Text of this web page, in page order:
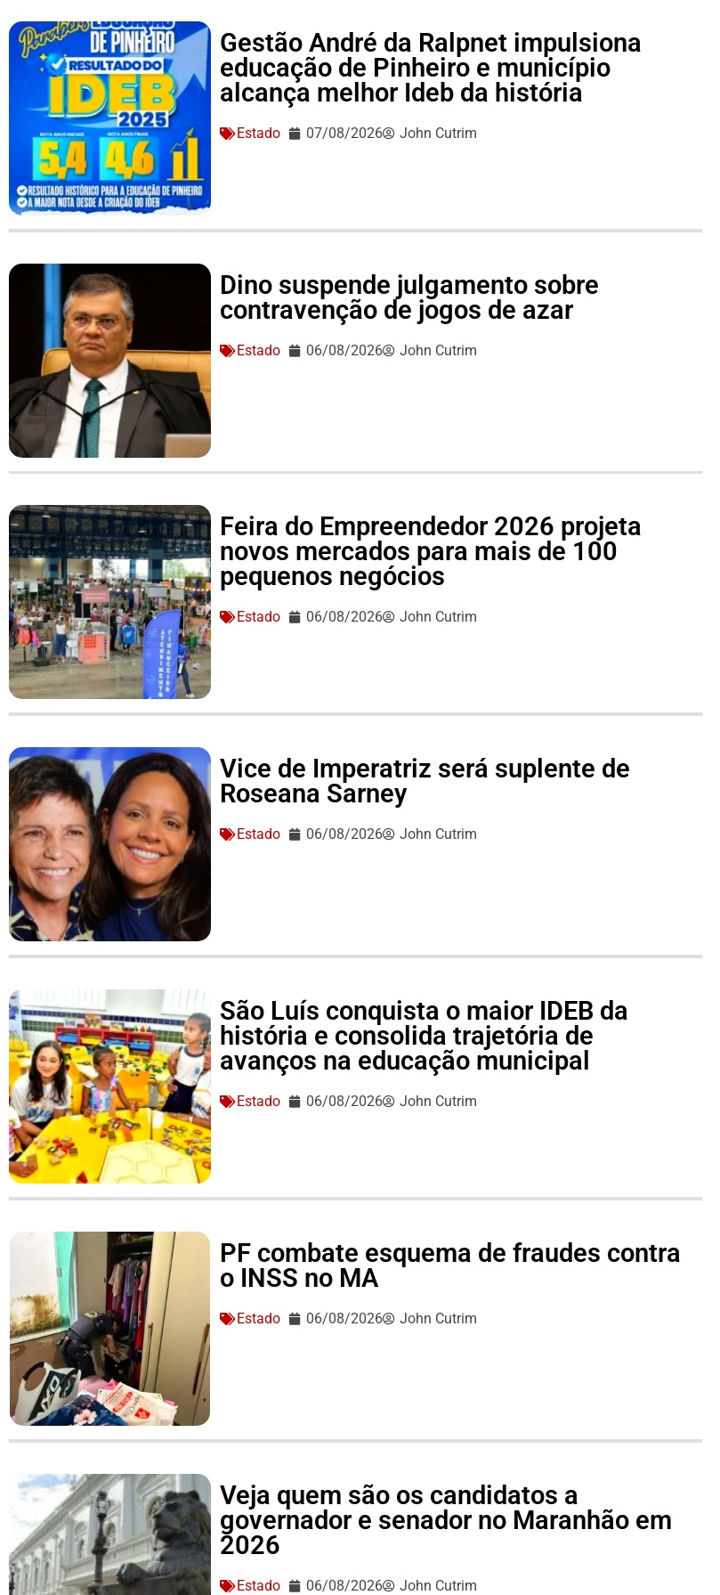
Gestão André da Ralpnet impulsiona
educação de Pinheiro e município
alcança melhor Ideb da história
Estado 07/08/2026 John Cutrim
Dino suspende julgamento sobre
contravenção de jogos de azar
Estado 06/08/2026 John Cutrim
Feira do Empreendedor 2026 projeta
novos mercados para mais de 100
pequenos negócios
Estado 06/08/2026 John Cutrim
Vice de Imperatriz será suplente de
Roseana Sarney
Estado 06/08/2026 John Cutrim
São Luís conquista o maior IDEB da
história e consolida trajetória de
avanços na educação municipal
Estado 06/08/2026 John Cutrim
PF combate esquema de fraudes contra
o INSS no MA
Estado 06/08/2026 John Cutrim
Veja quem são os candidatos a
governador e senador no Maranhão em
2026
Estado 06/08/2026 John Cutrim